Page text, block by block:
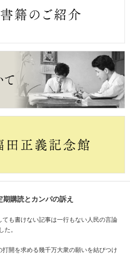
期購読とカンパの訴え
も書けない記事は一行もない人民の言論
た。
開を求める幾千万大衆の願いを結びつけ